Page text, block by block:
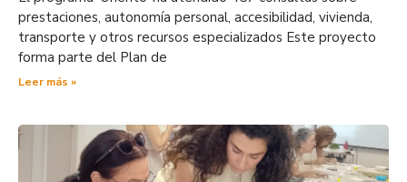
prestaciones, autonomía personal, accesibilidad, vivienda,
transporte y otros recursos especializados Este proyecto
forma parte del Plan de
Leer más »